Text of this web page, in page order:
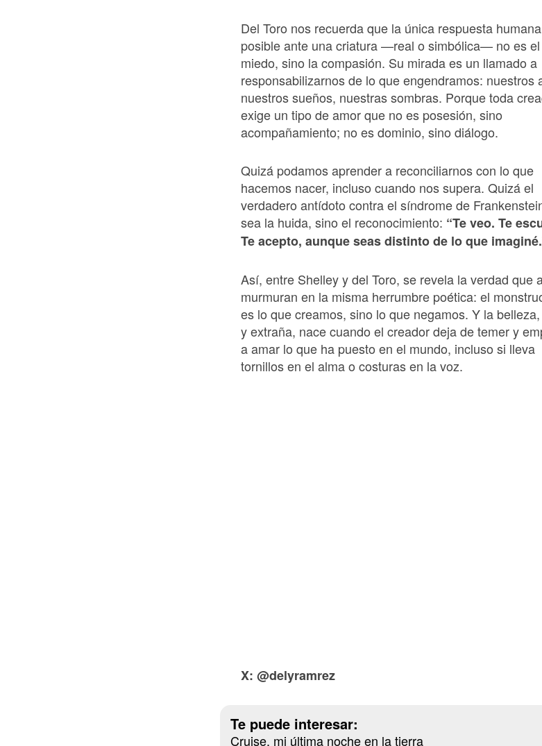
Del Toro nos recuerda que la única respuesta humana
posible ante una criatura —real o simbólica— no es el
miedo, sino la compasión. Su mirada es un llamado a
responsabilizarnos de lo que engendramos: nuestros
nuestros sueños, nuestras sombras. Porque toda
exige un tipo de amor que no es posesión, sino
acompañamiento; no es dominio, sino diálogo.
Quizá podamos aprender a reconciliarnos con lo que
hacemos nacer, incluso cuando nos supera. Quizá el
verdadero antídoto contra el síndrome de
sea la huida, sino el reconocimiento: “Te veo. Te
Te acepto, aunque seas distinto de lo que
Así, entre Shelley y del Toro, se revela la verdad que
murmuran en la misma herrumbre poética: el
es lo que creamos, sino lo que negamos. Y la
y extraña, nace cuando el creador deja de temer y
a amar lo que ha puesto en el mundo, incluso si lleva
tornillos en el alma o costuras en la voz.
X: @delyramrez
Te puede interesar:
Cruise, mi última noche en la tierra